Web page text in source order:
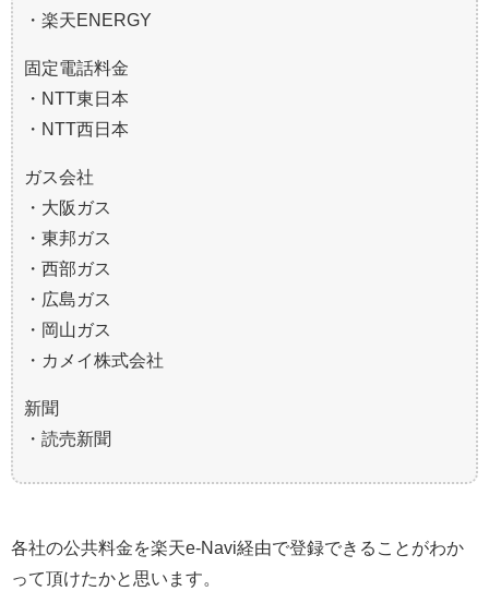
・楽天ENERGY
固定電話料金
・NTT東日本
・NTT西日本
ガス会社
・大阪ガス
・東邦ガス
・西部ガス
・広島ガス
・岡山ガス
・カメイ株式会社
新聞
・読売新聞
各社の公共料金を楽天e-Navi経由で登録できることがわか
って頂けたかと思います。